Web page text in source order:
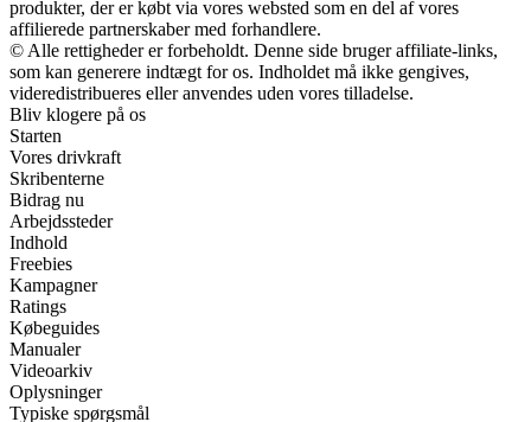
produkter, der er købt via vores websted som en del af vores
affilierede partnerskaber med forhandlere.
© Alle rettigheder er forbeholdt. Denne side bruger affiliate-links,
som kan generere indtægt for os. Indholdet må ikke gengives,
videredistribueres eller anvendes uden vores tilladelse.
Bliv klogere på os
Starten
Vores drivkraft
Skribenterne
Bidrag nu
Arbejdssteder
Indhold
Freebies
Kampagner
Ratings
Købeguides
Manualer
Videoarkiv
Oplysninger
Typiske spørgsmål